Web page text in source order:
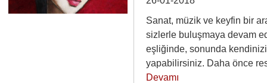
Sanat, müzik ve keyfin bir
sizlerle buluşmaya devam
eşliğinde, sonunda
yapabilirsiniz. Daha önce
Devamı